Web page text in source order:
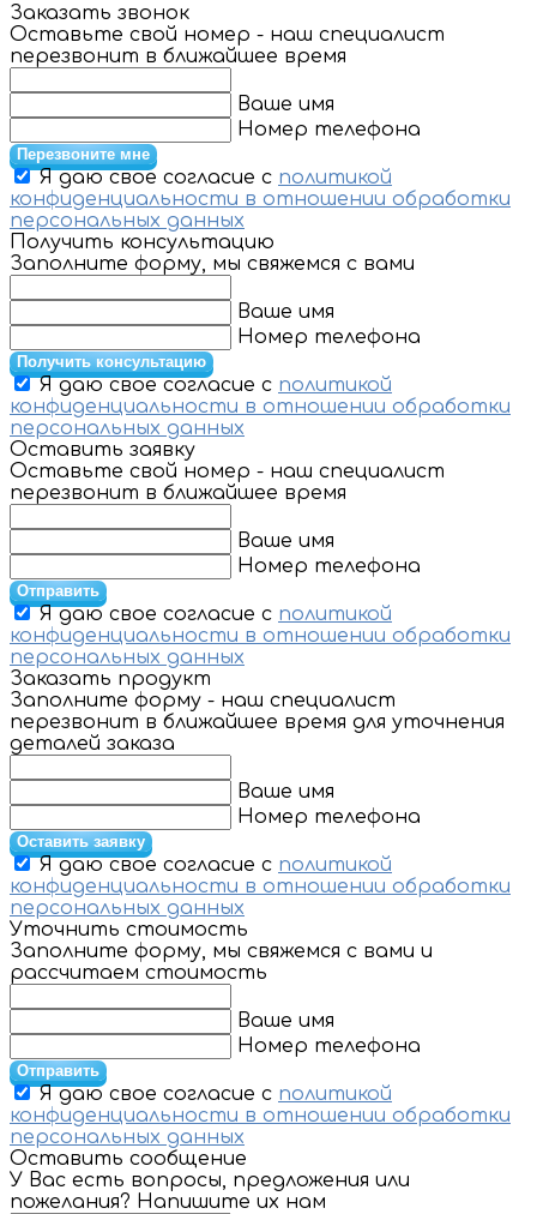
Заказать звонок
Оставьте свой номер - наш специалист
перезвонит в ближайшее время
Ваше имя
Номер телефона
Перезвоните мне
Я даю свое согласие с политикой
конфиденциальности в отношении обработки
персональных данных
Получить консультацию
Заполните форму, мы свяжемся с вами
Ваше имя
Номер телефона
Получить консультацию
Я даю свое согласие с политикой
конфиденциальности в отношении обработки
персональных данных
Оставить заявку
Оставьте свой номер - наш специалист
перезвонит в ближайшее время
Ваше имя
Номер телефона
Отправить
Я даю свое согласие с политикой
конфиденциальности в отношении обработки
персональных данных
Заказать продукт
Заполните форму - наш специалист
перезвонит в ближайшее время для уточнения
деталей заказа
Ваше имя
Номер телефона
Оставить заявку
Я даю свое согласие с политикой
конфиденциальности в отношении обработки
персональных данных
Уточнить стоимость
Заполните форму, мы свяжемся с вами и
рассчитаем стоимость
Ваше имя
Номер телефона
Отправить
Я даю свое согласие с политикой
конфиденциальности в отношении обработки
персональных данных
Оставить сообщение
У Вас есть вопросы, предложения или
пожелания? Напишите их нам